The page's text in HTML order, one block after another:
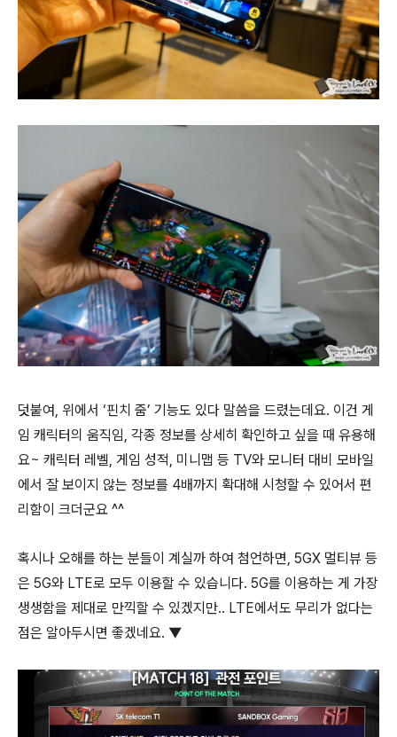
덧붙여, 위에서 ‘핀치 줌’ 기능도 있다 말씀을 드렸는데요. 이건 게
임 캐릭터의 움직임, 각종 정보를 상세히 확인하고 싶을 때 유용해
요~ 캐릭터 레벨, 게임 성적, 미니맵 등 TV와 모니터 대비 모바일
에서 잘 보이지 않는 정보를 4배까지 확대해 시청할 수 있어서 편
리함이 크더군요 ^^
혹시나 오해를 하는 분들이 계실까 하여 첨언하면, 5GX 멀티뷰 등
은 5G와 LTE로 모두 이용할 수 있습니다. 5G를 이용하는 게 가장
생생함을 제대로 만끽할 수 있겠지만.. LTE에서도 무리가 없다는
점은 알아두시면 좋겠네요. ▼